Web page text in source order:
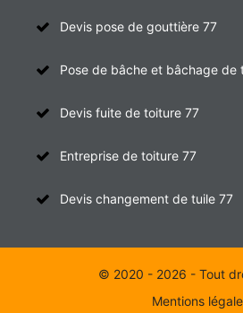
Devis pose de gouttière 77
Pose de bâche et bâchage de
Devis fuite de toiture 77
Entreprise de toiture 77
Devis changement de tuile 77
© 2020 - 2026 - Tout
Mentions